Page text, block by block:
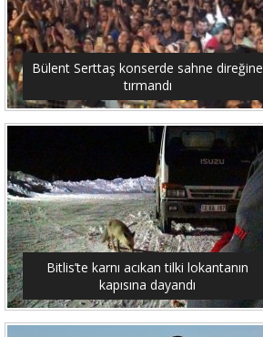
Bülent Serttaş konserde sahne direğine
tırmandı
Bitlis’te karnı acıkan tilki lokantanın
kapısına dayandı